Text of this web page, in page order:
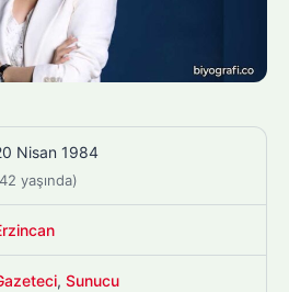
Nisan 1984
yaşında)
, Sunucu